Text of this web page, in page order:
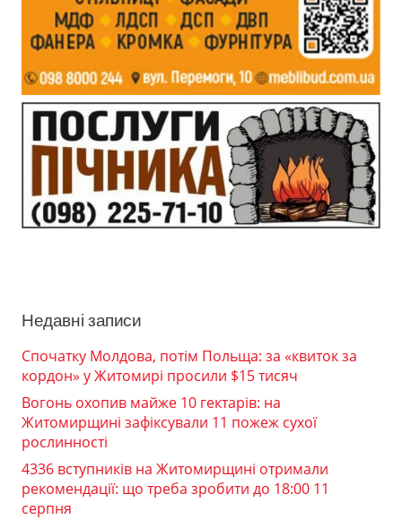
Недавні записи
Спочатку Молдова, потім Польща: за «квиток за
кордон» у Житомирі просили $15 тисяч
Вогонь охопив майже 10 гектарів: на
Житомирщині зафіксували 11 пожеж сухої
рослинності
4336 вступників на Житомирщині отримали
рекомендації: що треба зробити до 18:00 11
серпня